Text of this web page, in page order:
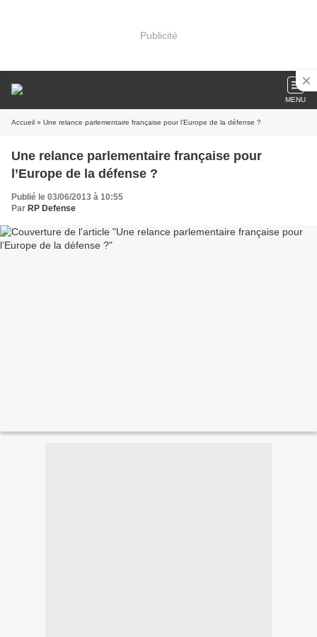
Publicité
MENU
Accueil » Une relance parlementaire française pour l’Europe de la défense ?
Une relance parlementaire française pour
l’Europe de la défense ?
Publié le 03/06/2013 à 10:55
Par RP Defense